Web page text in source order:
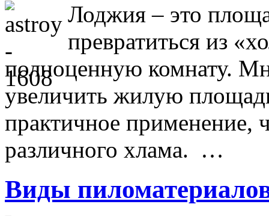
Лоджия – это
превратиться из
полноценную комнату.
увеличить жилую
практичное применение,
различного хлама. …
Виды